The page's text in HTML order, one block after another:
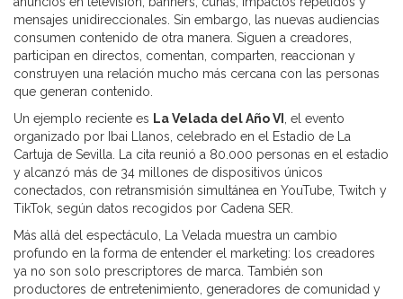
mensajes unidireccionales. Sin embargo, las nuevas audiencias
consumen contenido de otra manera. Siguen a creadores,
participan en directos, comentan, comparten, reaccionan y
construyen una relación mucho más cercana con las personas
que generan contenido.
Un ejemplo reciente es La Velada del Año VI
, el evento
organizado por Ibai Llanos, celebrado en el Estadio de La
Cartuja de Sevilla. La cita reunió a 80.000 personas en el estadio
y alcanzó más de 34 millones de dispositivos únicos
conectados, con retransmisión simultánea en YouTube, Twitch y
TikTok, según datos recogidos por Cadena SER.
Más allá del espectáculo, La Velada muestra un cambio
profundo en la forma de entender el marketing: los creadores
ya no son solo prescriptores de marca. También son
productores de entretenimiento, generadores de comunidad y